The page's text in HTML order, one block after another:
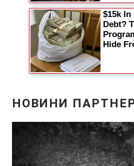
Інтерв'ю
Контакти
ПОСЛУГИ
Реклама на сайті
Моніторинг